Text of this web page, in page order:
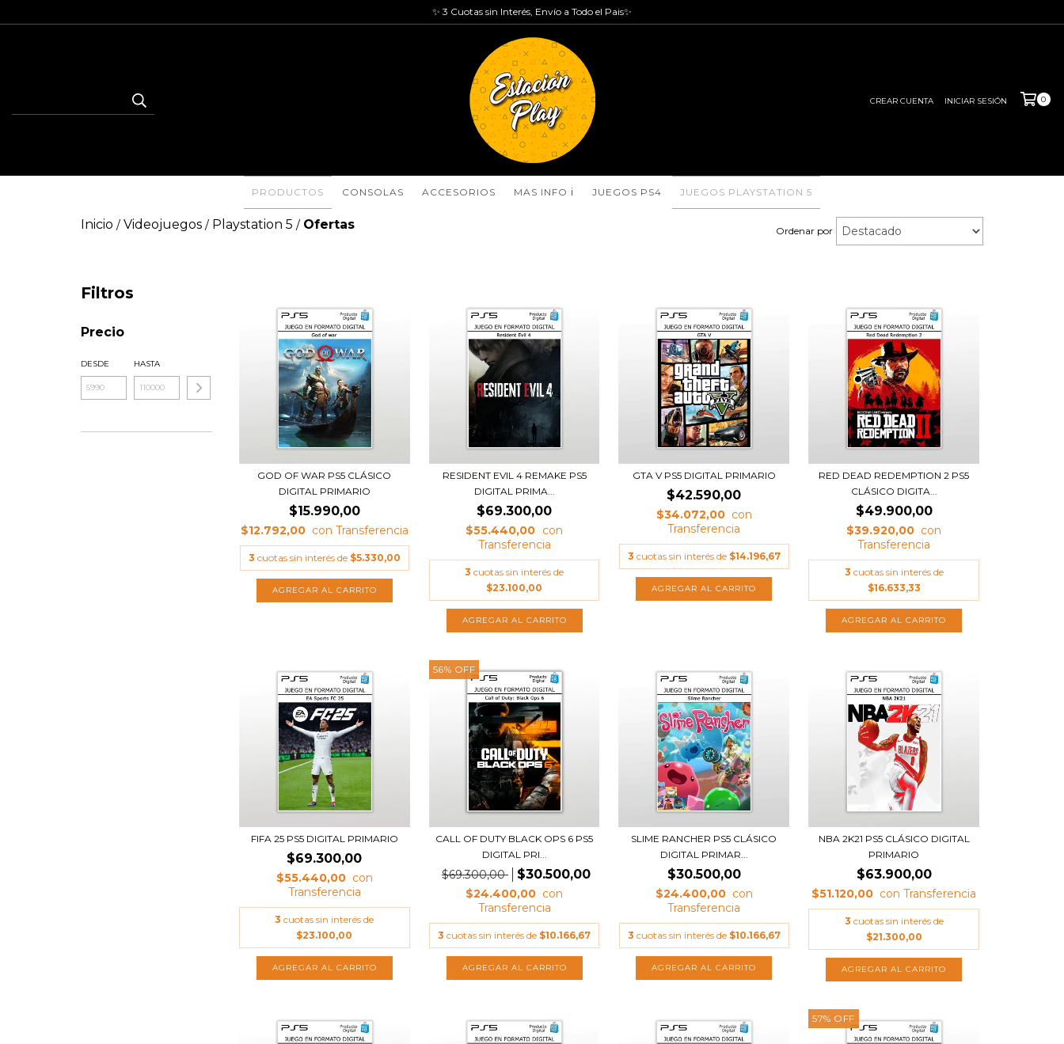
✨ 3 Cuotas sin Interés, Envío a Todo el Pais✨
CREAR CUENTA INICIAR SESIÓN 0
PRODUCTOS CONSOLAS ACCESORIOS MAS INFO ℹ️ JUEGOS PS4 JUEGOS PLAYSTATION 5
Inicio / Videojuegos / Playstation 5 / Ofertas Ordenar por
Filtros
Precio
DESDE HASTA
GOD OF WAR PS5 CLÁSICO
DIGITAL PRIMARIO
$15.990,00
$12.792,00
3 cuotas sin interés de $5.330,00
RESIDENT EVIL 4 REMAKE PS5
DIGITAL PRIMA...
$69.300,00
$55.440,00
3 cuotas sin interés de
$23.100,00
GTA V PS5 DIGITAL PRIMARIO
$42.590,00
$34.072,00
3 cuotas sin interés de $14.196,67
RED DEAD REDEMPTION 2 PS5
CLÁSICO DIGITA...
$49.900,00
$39.920,00
3 cuotas sin interés de
$16.633,33
FIFA 25 PS5 DIGITAL PRIMARIO
$69.300,00
$55.440,00
3 cuotas sin interés de
$23.100,00
56% OFF
CALL OF DUTY BLACK OPS 6 PS5
DIGITAL PRI...
$69.300,00 $30.500,00
$24.400,00
3 cuotas sin interés de $10.166,67
SLIME RANCHER PS5 CLÁSICO
DIGITAL PRIMAR...
$30.500,00
$24.400,00
3 cuotas sin interés de $10.166,67
NBA 2K21 PS5 CLÁSICO DIGITAL
PRIMARIO
$63.900,00
$51.120,00
3 cuotas sin interés de
$21.300,00
57% OFF